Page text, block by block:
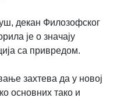
декан Филозофског
је о значају
са привредом.
захтева да у новој
основних тако и